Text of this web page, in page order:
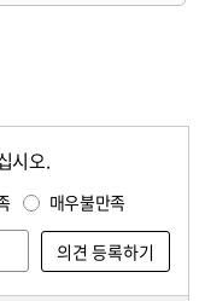
시오.
매우불만족